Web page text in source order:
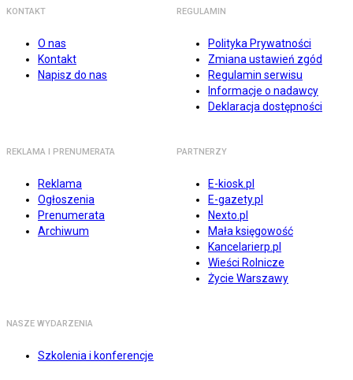
KONTAKT
O nas
Kontakt
Napisz do nas
REGULAMIN
Polityka Prywatności
Zmiana ustawień zgód
Regulamin serwisu
Informacje o nadawcy
Deklaracja dostępności
REKLAMA I PRENUMERATA
Reklama
Ogłoszenia
Prenumerata
Archiwum
PARTNERZY
E-kiosk.pl
E-gazety.pl
Nexto.pl
Mała księgowość
Kancelarierp.pl
Wieści Rolnicze
Życie Warszawy
NASZE WYDARZENIA
Szkolenia i konferencje